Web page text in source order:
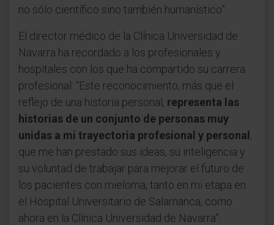
no sólo científico sino también humanístico”.
El director médico de la Clínica Universidad de
Navarra ha recordado a los profesionales y
hospitales con los que ha compartido su carrera
profesional: “Este reconocimiento, más que el
reflejo de una historia personal, representa las
historias de un conjunto de personas muy
unidas a mi trayectoria profesional y personal,
que me han prestado sus ideas, su inteligencia y
su voluntad de trabajar para mejorar el futuro de
los pacientes con mieloma, tanto en mi etapa en
el Hospital Universitario de Salamanca, como
ahora en la Clínica Universidad de Navarra”.